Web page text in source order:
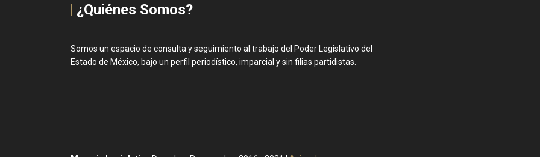
¿Quiénes Somos?
Somos un espacio de consulta y seguimiento al trabajo del Poder Legislativo del
Estado de México, bajo un perfil periodístico, imparcial y sin filias partidistas.